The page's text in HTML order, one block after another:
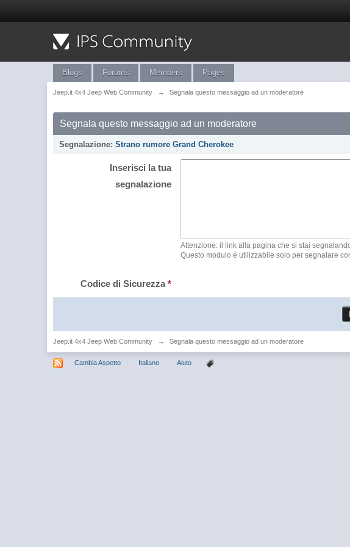
Blogs Forums Members Pages
Jeep.it 4x4 Jeep Web Community → Segnala questo messaggio ad un moderatore
Segnala questo messaggio ad un moderatore
Segnalazione:Strano rumore Grand Cherokee
Inserisci la tua
segnalazione
Attenzione: il link alla pagina che si stai
Questo modulo è utilizzabile solo per segnalare
Codice di Sicurezza*
Jeep.it 4x4 Jeep Web Community → Segnala questo messaggio ad un moderatore
Cambia Aspetto Italiano Aiuto